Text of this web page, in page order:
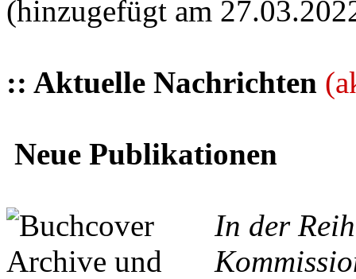
(hinzugefügt am
:: Aktuelle Nachrichten
Neue Publikationen
In der